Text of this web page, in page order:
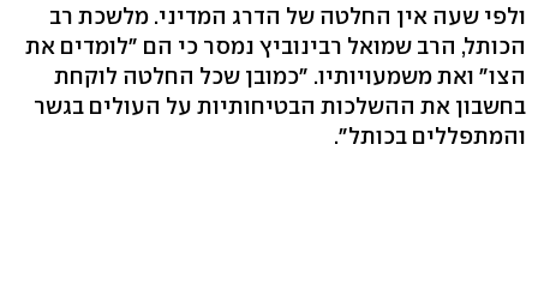
ולפי שעה אין החלטה של הדרג המדיני. מלשכת רב
הכותל, הרב שמואל רבינוביץ נמסר כי הם "לומדים את
הצו" ואת משמעויותיו. "כמובן שכל החלטה לוקחת
בחשבון את ההשלכות הבטיחותיות על העולים בגשר
והמתפללים בכותל".